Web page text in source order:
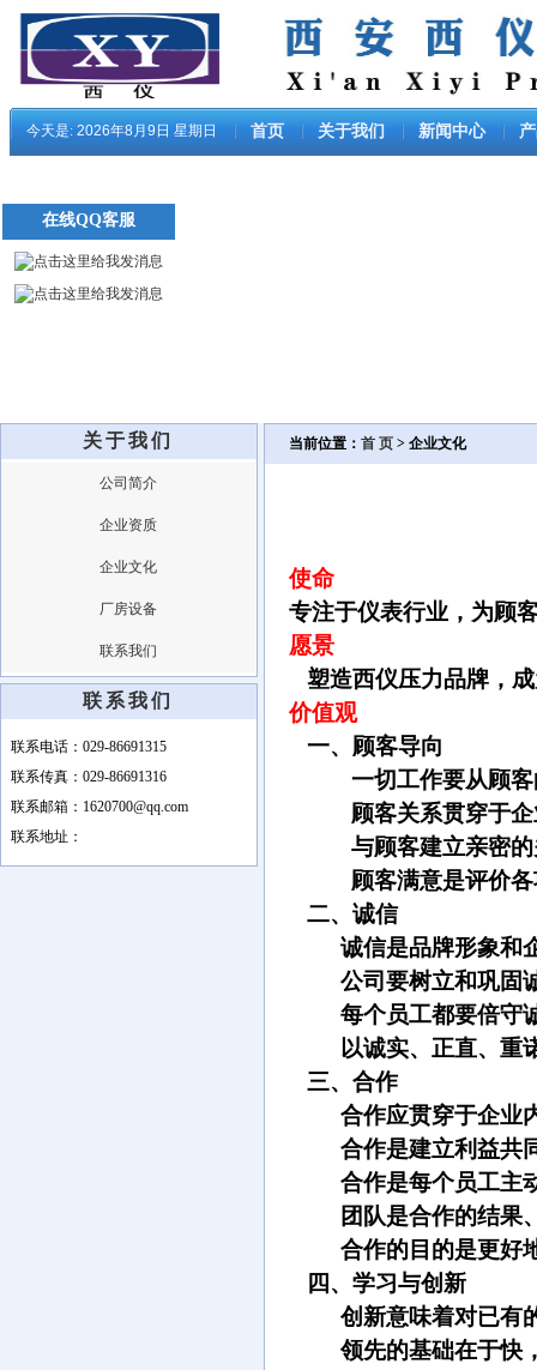
今天是: 2026年8月9日 星期日 首页 关于我们 新闻中心
关于我们
公司简介
企业资质
企业文化
厂房设备
联系我们
联系我们
联系电话：029-86691315
联系传真：029-86691316
联系邮箱：1620700@qq.com
联系地址：
当前位置： 首 页 > 企业文化
使命
专注于仪表行业，为顾
愿景
塑造西仪压力品牌，
价值观
一、 顾客导向
一切工作要从顾
顾客关系贯穿于
与顾客建立亲密
顾客满意是评价
二、 诚信
诚信是品牌形象和
公司要树立和巩固
每个员工都要倍守
以诚实、正直、重
三、 合作
合作应贯穿于企业
合作是建立利益共
合作是每个员工主
团队是合作的结果
合作的目的是更好
四、 学习与创新
创新意味着对已有
领先的基础在于快
在线QQ客服